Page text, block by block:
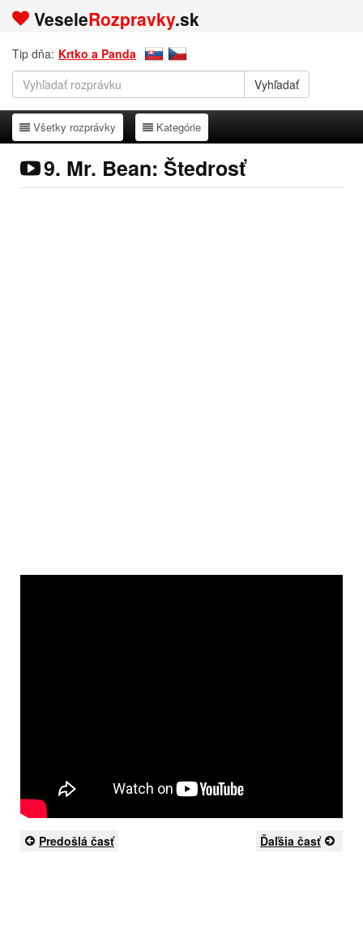
VeseleRozpravky.sk
Tip dňa: Krtko a Panda
Všetky rozprávky
Všetky rozprávky Kategórie
Kategórie
9. Mr. Bean: Štedrosť
Predošlá časť Ďaľšia časť